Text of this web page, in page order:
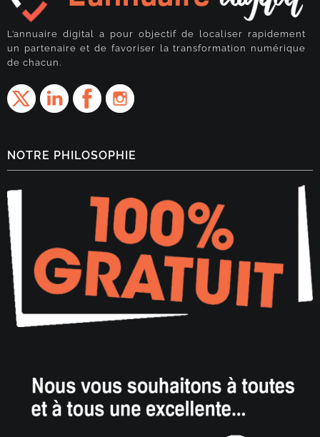
L’annuaire digital a pour objectif de localiser rapidement
un partenaire et de favoriser la transformation numérique
de chacun.
NOTRE PHILOSOPHIE